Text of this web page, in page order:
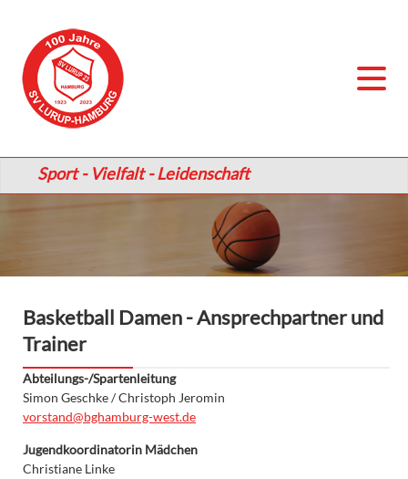
Sport - Vielfalt - Leidenschaft
Basketball Damen - Ansprechpartner und
Trainer
Abteilungs-/Spartenleitung
Simon Geschke / Christoph Jeromin
vorstand@bghamburg-west.de
Jugendkoordinatorin Mädchen
Christiane Linke